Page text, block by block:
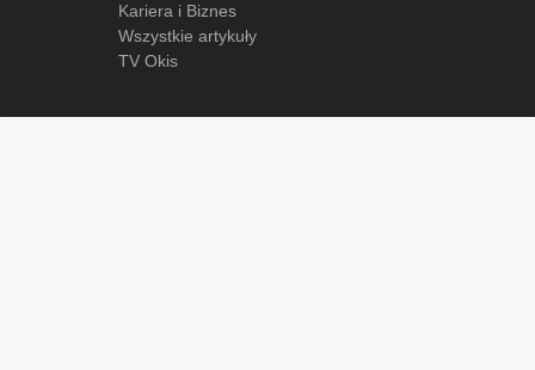
Kariera i Biznes
Wszystkie artykuły
TV Okis